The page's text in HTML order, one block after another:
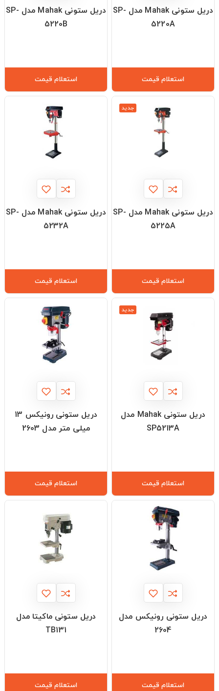
دریل ستونی Mahak مدل SP-
5220A
استعلام قیمت
دریل ستونی Mahak مدل SP-
5220B
استعلام قیمت
جدید
دریل ستونی Mahak مدل SP-
5225A
استعلام قیمت
دریل ستونی Mahak مدل SP-
5232A
استعلام قیمت
جدید
دریل ستونی Mahak مدل
SP5213A
استعلام قیمت
دریل ستونی رونیکس 13
میلی متر مدل 2603
استعلام قیمت
دریل ستونی رونیکس مدل
2604
استعلام قیمت
دریل ستونی ماکیتا مدل
TB131
استعلام قیمت